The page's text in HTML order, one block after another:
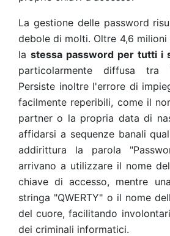
La gestione delle password
debole di molti. Oltre 4,6
la stessa password per tutti i
particolarmente diffusa
Persiste inoltre l'errore di
facilmente reperibili, come il
partner o la propria data di
affidarsi a sequenze banali
addirittura la parola
arrivano a utilizzare il nome
chiave di accesso, mentre
stringa "QWERTY" o il nome
del cuore, facilitando
dei criminali informatici.